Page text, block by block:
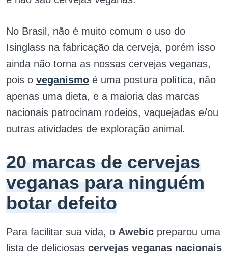
No Brasil, não é muito comum o uso do
Isinglass na fabricação da cerveja, porém isso
ainda não torna as nossas cervejas veganas,
pois o veganismo é uma postura política, não
apenas uma dieta, e a maioria das marcas
nacionais patrocinam rodeios, vaquejadas e/ou
outras atividades de exploração animal.
20 marcas de cervejas
veganas para ninguém
botar defeito
Para facilitar sua vida, o Awebic preparou uma
lista de deliciosas cervejas veganas nacionais